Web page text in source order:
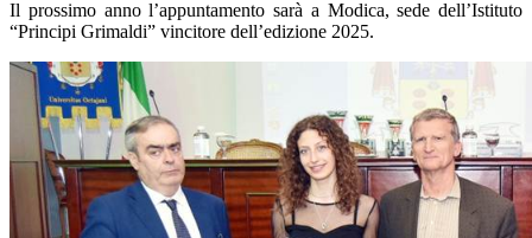
Il prossimo anno l’appuntamento sarà a Modica, sede dell’Istituto
“Principi Grimaldi” vincitore dell’edizione 2025.